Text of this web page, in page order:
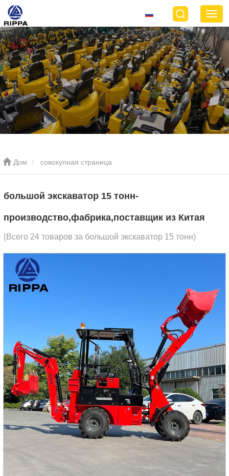
Дом совокупная страница
большой экскаватор 15 тонн-
производство,фабрика,поставщик из Китая
(Всего 24 товаров за большой экскаватор 15 тонн)